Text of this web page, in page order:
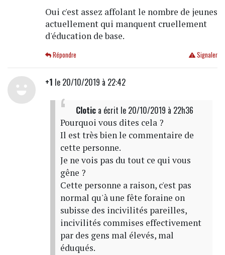
Oui c'est assez affolant le nombre de jeunes
actuellement qui manquent cruellement
d'éducation de base.
Signaler
Répondre
+1 le 20/10/2019 à 22:42
Clotica écrit le 20/10/2019 à 22h36
Pourquoi vous dites cela ?
Il est très bien le commentaire de
cette personne.
Je ne vois pas du tout ce qui vous
gêne ?
Cette personne a raison, c'est pas
normal qu'à une fête foraine on
subisse des incivilités pareilles,
incivilités commises effectivement
par des gens mal élevés, mal
éduqués.